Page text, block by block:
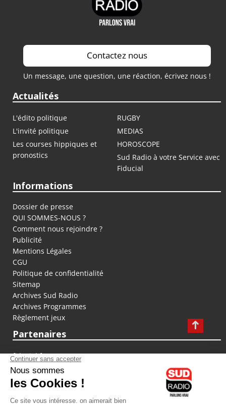
Contactez nous
Un message, une question, une réaction, écrivez nous !
Actualités
L'édito politique
RUGBY
L'invité politique
MEDIAS
Les courses hippiques et
pronostics
HOROSCOPE
Sud Radio à votre Service avec
Fiducial
Informations
Dossier de presse
QUI SOMMES-NOUS ?
Comment nous rejoindre ?
Publicité
Mentions Légales
CGU
Politique de confidentialité
Sitemap
Archives Sud Radio
Archives Programmes
Règlement jeux
Partenaires
fiducial.fr
lyoncapitale.fr
olympique-et-lyonnais.com
L'application Iphone / Android